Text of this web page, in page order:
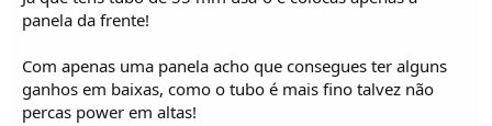
panela da frente!
Com apenas uma panela acho que consegues ter alguns
ganhos em baixas, como o tubo é mais fino talvez não
percas power em altas!